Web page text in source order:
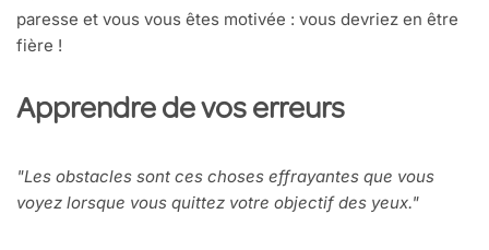
paresse et vous vous êtes motivée : vous devriez en être
fière !
Apprendre de vos erreurs
"Les obstacles sont ces choses effrayantes que vous
voyez lorsque vous quittez votre objectif des yeux."